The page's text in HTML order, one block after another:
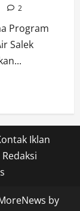
2
Program
Salek
Iklan
Redaksi
by